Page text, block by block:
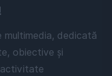
multimedia, dedicată
obiective și